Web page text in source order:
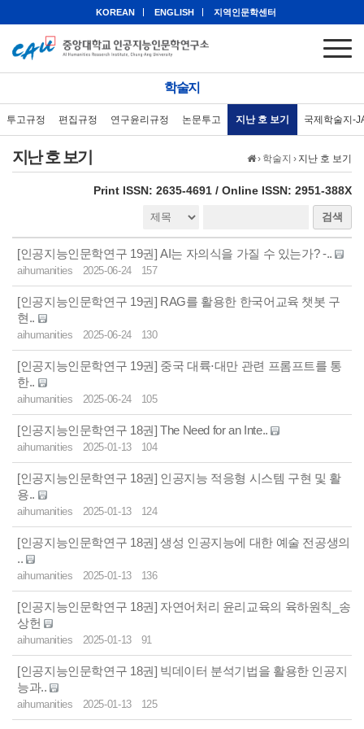
KOREAN ENGLISH 지역인문학센터
학술지
투고규정 편집규정 연구윤리규정 논문투고 지난 호 보기 국제학술지-
› 학술지 › 지난 호 보기
지난 호 보기
Print ISSN: 2635-4691 / Online ISSN: 2951-388X
검색
[인공지능인문학연구 19권] AI는 자의식을 가질 수 있는가? -..
aihumanities 2025-06-24 157
[인공지능인문학연구 19권] RAG를 활용한 한국어교육 챗봇 구
현..
aihumanities 2025-06-24 130
[인공지능인문학연구 19권] 중국 대륙⋅대만 관련 프롬프트를 통
한..
aihumanities 2025-06-24 105
[인공지능인문학연구 18권] The Need for an Inte..
aihumanities 2025-01-13 104
[인공지능인문학연구 18권] 인공지능 적응형 시스템 구현 및 활
용..
aihumanities 2025-01-13 124
[인공지능인문학연구 18권] 생성 인공지능에 대한 예술 전공생의
..
aihumanities 2025-01-13 136
[인공지능인문학연구 18권] 자연어처리 윤리교육의 육하원칙_송
상헌
aihumanities 2025-01-13 91
[인공지능인문학연구 18권] 빅데이터 분석기법을 활용한 인공지
능과..
aihumanities 2025-01-13 125